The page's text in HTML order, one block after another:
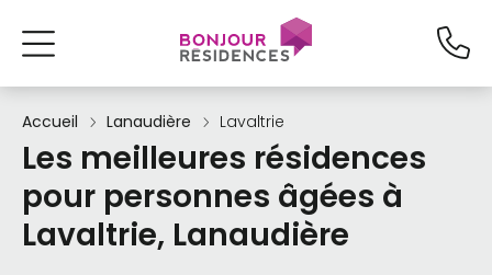
Accueil Lanaudière Lavaltrie
Les meilleures résidences
pour personnes âgées à
Lavaltrie, Lanaudière